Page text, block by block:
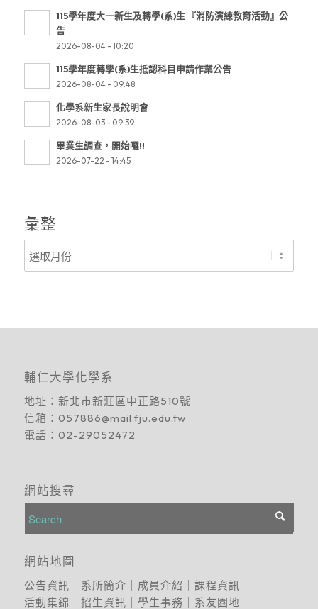
115學年度大一新生及轉學(系)生 『消防演練教育活動』公
告
2026-08-04 - 10:20
115學年度轉學(系)生抵認科目申請作業公告
2026-08-04 - 09:48
化學系新生家長說明會
2026-08-03 - 09:39
畢業生調查，開始囉!!
2026-07-22 - 14:45
彙整
輔仁大學化學系
地址： 新北市新莊區中正路510號
信箱： 057886@mail.fju.edu.tw
電話： 02-29052472
網站搜尋
網站地圖
公告資訊 系所簡介 成員介紹
課程資訊
活動集錦
招生資訊 學生事務 系友園地